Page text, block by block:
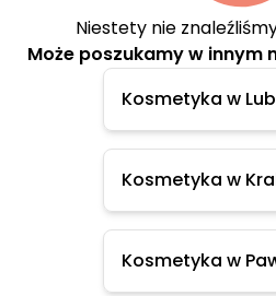
Niestety nie
Może poszukamy w innym
Kosmetyka w
Kosmetyka w
Kosmetyka w